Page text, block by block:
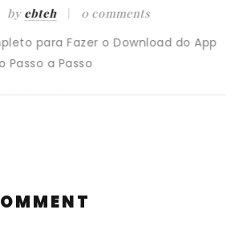
by ebteh 0 comments
para Fazer o Download do App
Passo a Passo